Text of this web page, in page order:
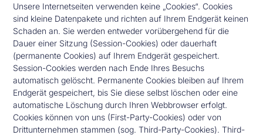
Unsere Internetseiten verwenden keine „Cookies“. Cookies
sind kleine Datenpakete und richten auf Ihrem Endgerät keinen
Schaden an. Sie werden entweder vorübergehend für die
Dauer einer Sitzung (Session-Cookies) oder dauerhaft
(permanente Cookies) auf Ihrem Endgerät gespeichert.
Session-Cookies werden nach Ende Ihres Besuchs
automatisch gelöscht. Permanente Cookies bleiben auf Ihrem
Endgerät gespeichert, bis Sie diese selbst löschen oder eine
automatische Löschung durch Ihren Webbrowser erfolgt.
Cookies können von uns (First-Party-Cookies) oder von
Drittunternehmen stammen (sog. Third-Party-Cookies). Third-